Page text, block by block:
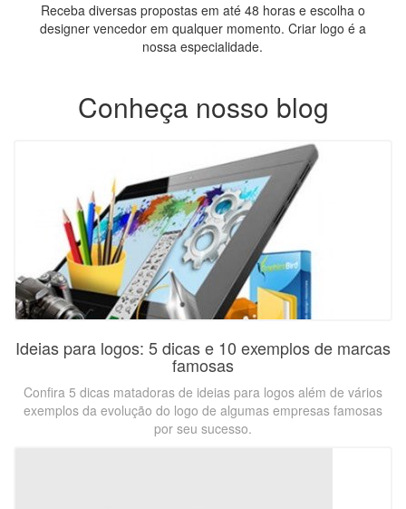
Receba diversas propostas em até 48 horas e escolha o
designer vencedor em qualquer momento. Criar logo é a
nossa especialidade.
Conheça nosso blog
Ideias para logos: 5 dicas e 10 exemplos de marcas
famosas
Confira 5 dicas matadoras de ideias para logos além de vários
exemplos da evolução do logo de algumas empresas famosas
por seu sucesso.